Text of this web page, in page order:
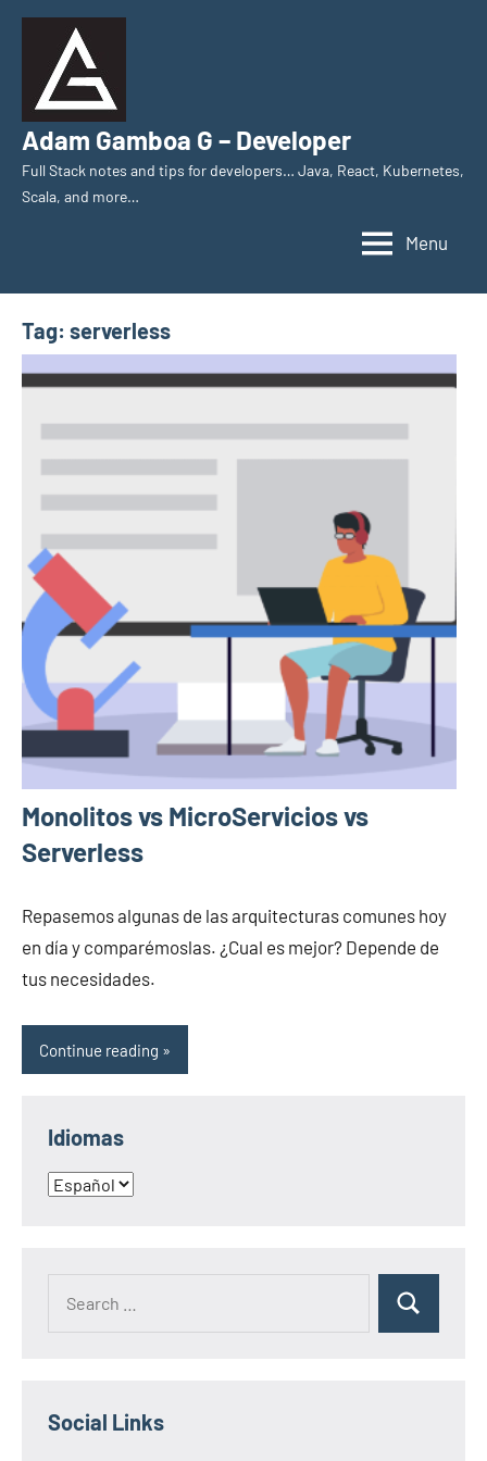
Skip
content
Adam Gamboa G – Developer
Full Stack notes and tips for developers… Java, React, Kubernetes,
Scala, and more…
Menu
Tag: serverless
Monolitos vs MicroServicios vs
Serverless
Repasemos algunas de las arquitecturas comunes hoy
en día y comparémoslas. ¿Cual es mejor? Depende de
tus necesidades.
Continue reading
Idiomas
Idiomas
Search
Social Links